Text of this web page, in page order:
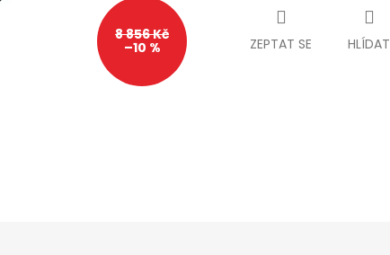
8 856 Kč
–10 % ZEPTAT SE HLÍDAT